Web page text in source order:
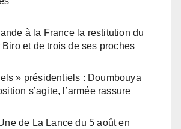
à la France la restitution du
et de trois de ses proches
» présidentiels : Doumbouya
s’agite, l’armée rassure
de La Lance du 5 août en